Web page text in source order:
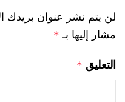
لن يتم نشر عنوان بريدك
مشار إليها بـ *
التعليق *